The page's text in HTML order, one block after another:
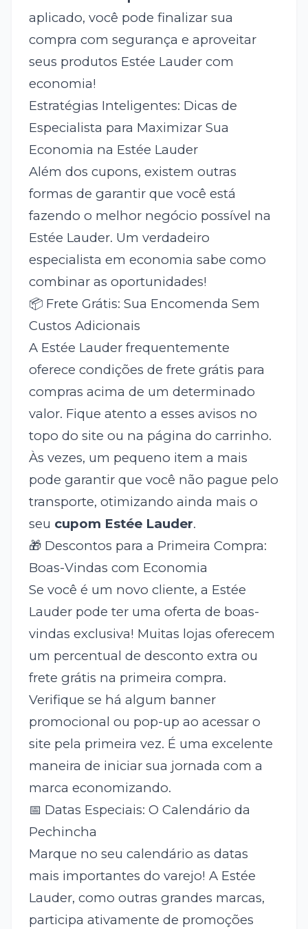
aplicado, você pode finalizar sua
compra com segurança e aproveitar
seus produtos Estée Lauder com
economia!
Estratégias Inteligentes: Dicas de
Especialista para Maximizar Sua
Economia na Estée Lauder
Além dos cupons, existem outras
formas de garantir que você está
fazendo o melhor negócio possível na
Estée Lauder. Um verdadeiro
especialista em economia sabe como
combinar as oportunidades!
📦 Frete Grátis: Sua Encomenda Sem
Custos Adicionais
A Estée Lauder frequentemente
oferece condições de frete grátis para
compras acima de um determinado
valor. Fique atento a esses avisos no
topo do site ou na página do carrinho.
Às vezes, um pequeno item a mais
pode garantir que você não pague pelo
transporte, otimizando ainda mais o
seu cupom Estée Lauder.
🎁 Descontos para a Primeira Compra:
Boas-Vindas com Economia
Se você é um novo cliente, a Estée
Lauder pode ter uma oferta de boas-
vindas exclusiva! Muitas lojas oferecem
um percentual de desconto extra ou
frete grátis na primeira compra.
Verifique se há algum banner
promocional ou pop-up ao acessar o
site pela primeira vez. É uma excelente
maneira de iniciar sua jornada com a
marca economizando.
📅 Datas Especiais: O Calendário da
Pechincha
Marque no seu calendário as datas
mais importantes do varejo! A Estée
Lauder, como outras grandes marcas,
participa ativamente de promoções